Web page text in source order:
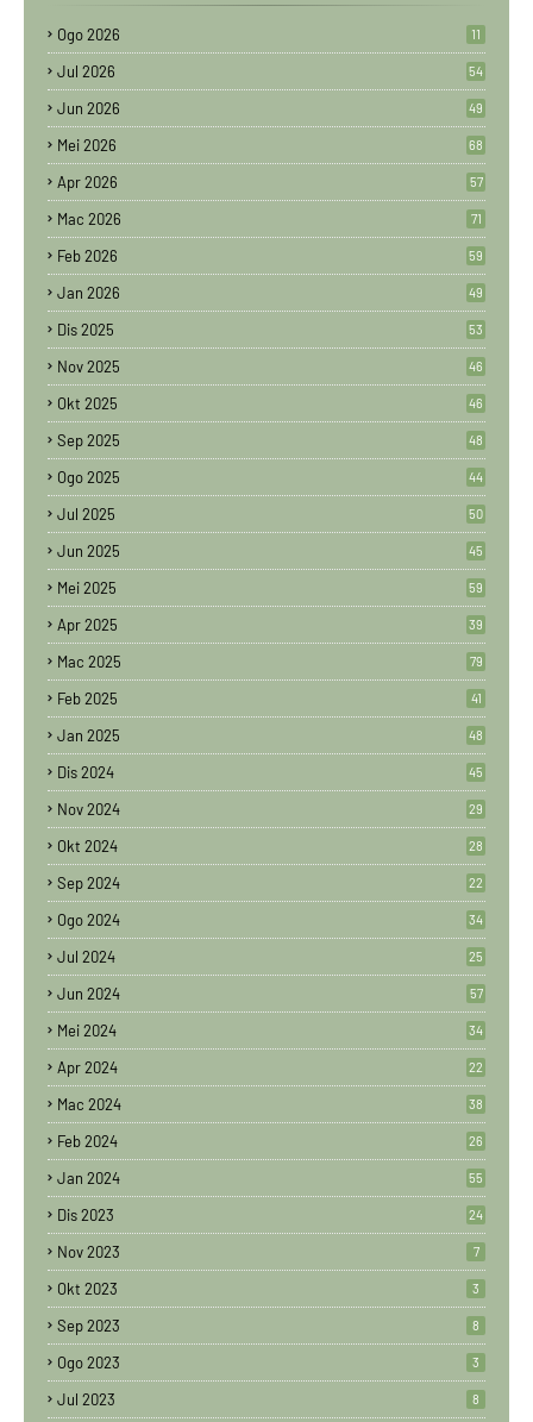
Ogo 2026 11
Jul 2026 54
Jun 2026 49
Mei 2026 68
Apr 2026 57
Mac 2026 71
Feb 2026 59
Jan 2026 49
Dis 2025 53
Nov 2025 46
Okt 2025 46
Sep 2025 48
Ogo 2025 44
Jul 2025 50
Jun 2025 45
Mei 2025 59
Apr 2025 39
Mac 2025 79
Feb 2025 41
Jan 2025 48
Dis 2024 45
Nov 2024 29
Okt 2024 28
Sep 2024 22
Ogo 2024 34
Jul 2024 25
Jun 2024 57
Mei 2024 34
Apr 2024 22
Mac 2024 38
Feb 2024 26
Jan 2024 55
Dis 2023 24
Nov 2023 7
Okt 2023 3
Sep 2023 8
Ogo 2023 3
Jul 2023 8